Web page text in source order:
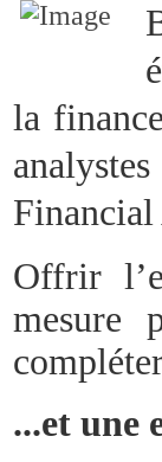
la
Offrir
mesure
...et une